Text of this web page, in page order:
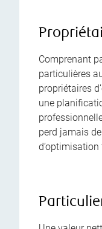
Comprenant
particulières
propriétaires
une
perd jamais
d’optimisation